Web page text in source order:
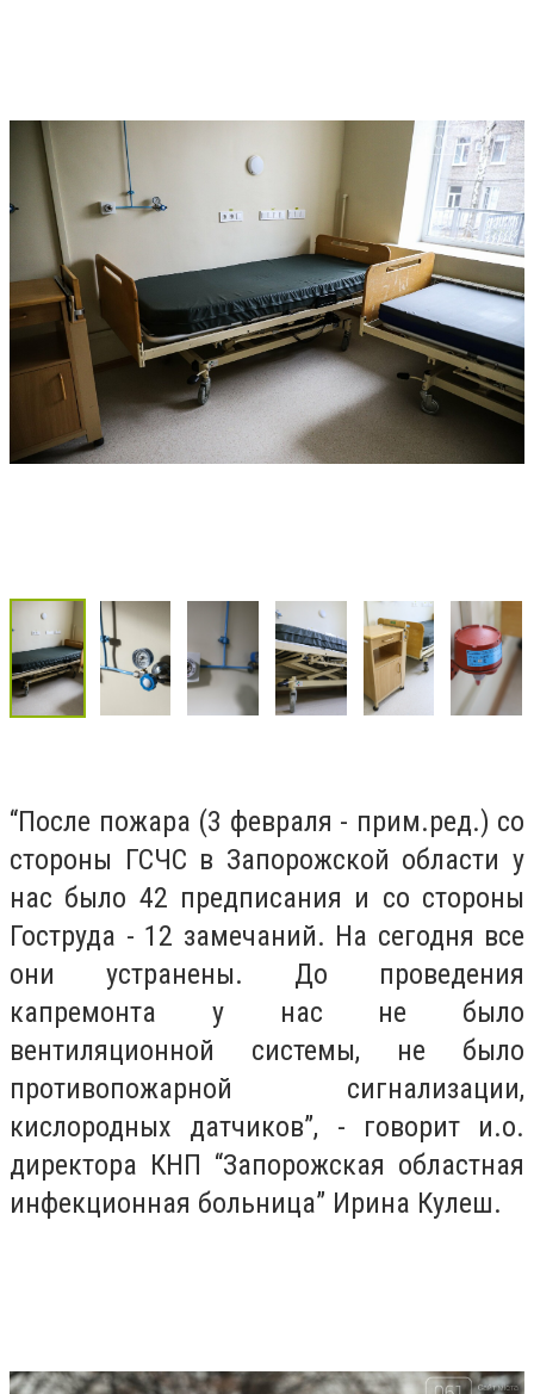
“После пожара (3 февраля - прим.ред.) со
стороны ГСЧС в Запорожской области у
нас было 42 предписания и со стороны
Гоструда - 12 замечаний. На сегодня все
они устранены. До проведения
капремонта у нас не было
вентиляционной системы, не было
противопожарной сигнализации,
кислородных датчиков”, - говорит и.о.
директора КНП “Запорожская областная
инфекционная больница” Ирина Кулеш.